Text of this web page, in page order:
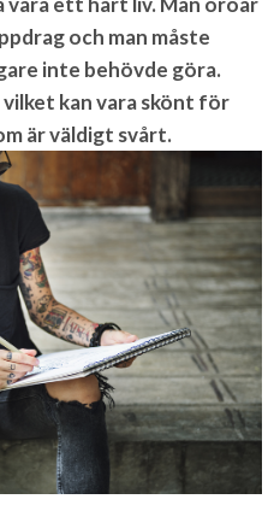
och man måste
inte behövde göra.
vilket kan vara skönt för
är väldigt svårt.